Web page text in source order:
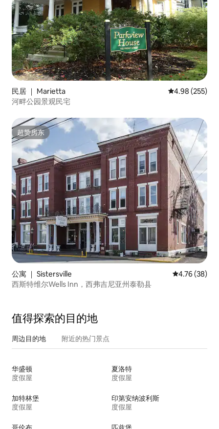
民居 ｜ Marietta 平均评分 4.98
4.98 (255)
河畔公园景观民宅
超赞房东
超赞房东
公寓 ｜ Sistersville 平均评分
4.76 (38)
西斯特维尔Wells Inn，西弗吉尼亚州泰勒县
值得探索的目的地
周边目的地 附近的热门景点
华盛顿
度假屋
夏洛特
度假屋
加特林堡
度假屋
印第安纳波利斯
度假屋